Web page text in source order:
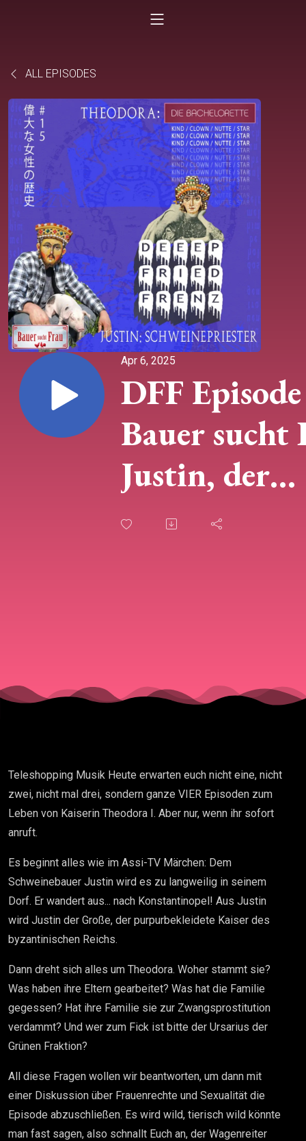
ALL EPISODES
Apr 6, 2025
DFF
Bauer sucht
Justin, der
Eunuchen
anderen
der
Teleshopping Musik Heute erwarten euch nicht eine, nicht
zwei, nicht mal drei, sondern ganze VIER Episoden zum
Leben von Kaiserin Theodora I. Aber nur, wenn ihr sofort
anruft.
Es beginnt alles wie im Assi-TV Märchen: Dem
Schweinebauer Justin wird es zu langweilig in seinem
Dorf. Er wandert aus... nach Konstantinopel! Aus Justin
wird Justin der Große, der purpurbekleidete Kaiser des
byzantinischen Reichs.
Dann dreht sich alles um Theodora. Woher stammt sie?
Was haben ihre Eltern gearbeitet? Was hat die Familie
gegessen? Hat ihre Familie sie zur Zwangsprostitution
verdammt? Und wer zum Fick ist bitte der Ursarius der
Grünen Fraktion?
All diese Fragen wollen wir beantworten, um dann mit
einer Diskussion über Frauenrechte und Sexualität die
Episode abzuschließen. Es wird wild, tierisch wild könnte
man fast sagen, also schnallt Euch an, der Wagenreiter